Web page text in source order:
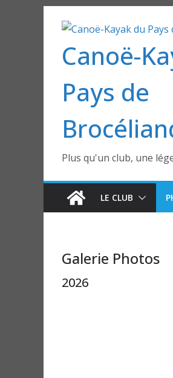
contenuCanoë-
Pays de
Plus qu'un club, une
LE CLUB
Galerie Photos
2026